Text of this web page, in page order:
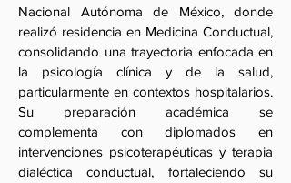
Nacional Autónoma de México, donde
realizó residencia en Medicina Conductual,
consolidando una trayectoria enfocada en
la psicología clínica y de la salud,
particularmente en contextos hospitalarios.
Su preparación académica se
complementa con diplomados en
intervenciones psicoterapéuticas y terapia
dialéctica conductual, fortaleciendo su